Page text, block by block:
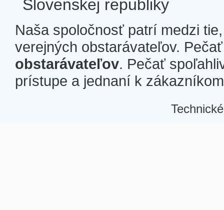
Slovenskej republiky
Naša spoločnosť patrí medzi
verejných obstarávateľov.
obstarávateľov. Pečať
prístupe a jednaní k